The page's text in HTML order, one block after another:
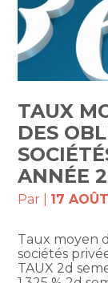
TAUX
DES
ANNÉE
Par 17
Taux moyen
sociétés
TAUX 2d